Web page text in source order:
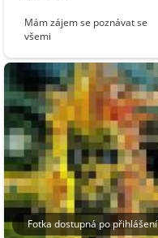
Mám zájem se poznávat se
všemi
Fotka dostupná po přihlášení